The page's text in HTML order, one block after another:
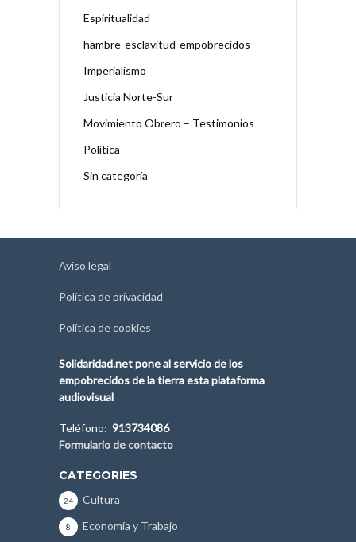
Espiritualidad
hambre-esclavitud-empobrecidos
Imperialismo
Justicia Norte-Sur
Movimiento Obrero – Testimonios
Política
Sin categoría
Aviso legal
Política de privacidad
Política de cookies
Solidaridad.net pone al servicio de los
empobrecidos de la tierra esta plataforma
audiovisual
Teléfono: 913734086
Formulario de contacto
CATEGORIES
Cultura
24
Economía y Trabajo
8